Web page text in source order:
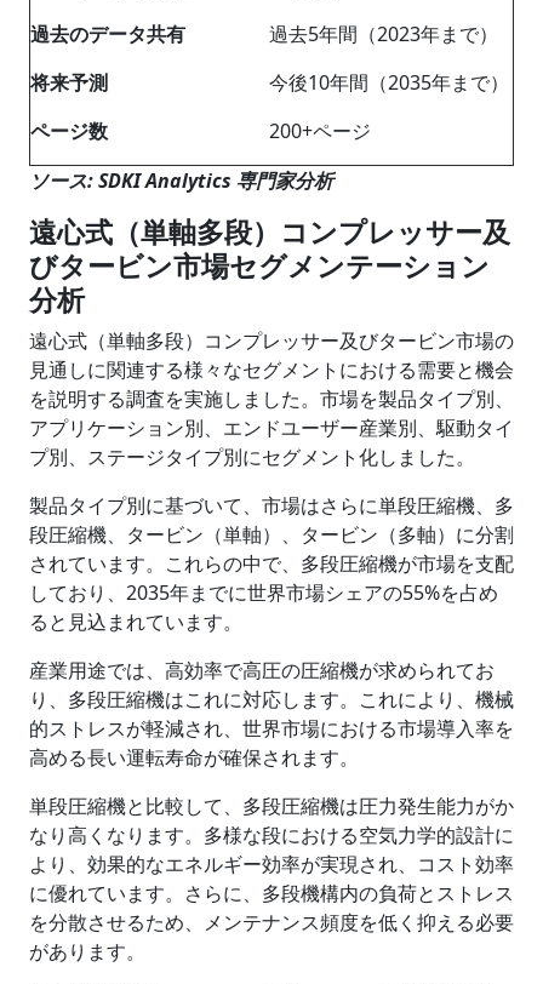
過去のデータ共有
過去5年間（2023年まで）
将来予測
今後10年間（2035年まで）
ページ数
200+ページ
ソース: SDKI Analytics 専門家分析
遠心式（単軸多段）コンプレッサー及
びタービン市場セグメンテーション
分析
遠心式（単軸多段）コンプレッサー及びタービン市場の
見通しに関連する様々なセグメントにおける需要と機会
を説明する調査を実施しました。市場を製品タイプ別、
アプリケーション別、エンドユーザー産業別、駆動タイ
プ別、ステージタイプ別にセグメント化しました。
製品タイプ別に基づいて、市場はさらに単段圧縮機、多
段圧縮機、タービン（単軸）、タービン（多軸）に分割
されています。これらの中で、多段圧縮機が市場を支配
しており、2035年までに世界市場シェアの55%を占め
ると見込まれています。
産業用途では、高効率で高圧の圧縮機が求められてお
り、多段圧縮機はこれに対応します。これにより、機械
的ストレスが軽減され、世界市場における市場導入率を
高める長い運転寿命が確保されます。
単段圧縮機と比較して、多段圧縮機は圧力発生能力がか
なり高くなります。多様な段における空気力学的設計に
より、効果的なエネルギー効率が実現され、コスト効率
に優れています。さらに、多段機構内の負荷とストレス
を分散させるため、メンテナンス頻度を低く抑える必要
があります。